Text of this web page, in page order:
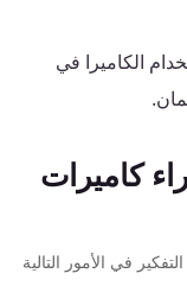
الكاميرا في
كاميرات
في الأمور التالية